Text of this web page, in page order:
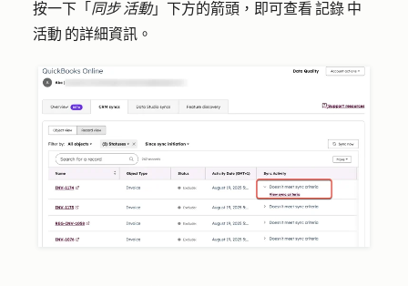
按一下「 同步 活動」下方的箭頭 ，即可查看 記錄 中
活動 的詳細資訊。